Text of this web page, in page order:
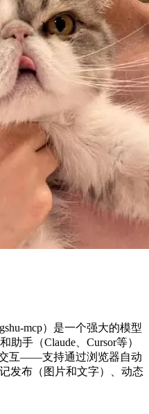
mcp）是一个强大的模型
助手（Claude、Cursor等）
互——支持通过浏览器自动
发布（图片和文字）、动态